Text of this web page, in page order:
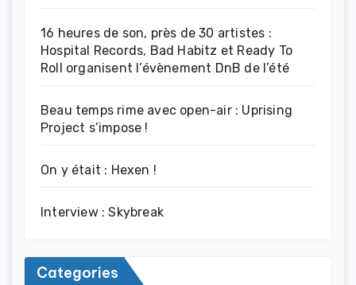
16 heures de son, près de 30 artistes :
Hospital Records, Bad Habitz et Ready To
Roll organisent l’évènement DnB de l’été
Beau temps rime avec open-air : Uprising
Project s’impose !
On y était : Hexen !
Interview : Skybreak
Categories